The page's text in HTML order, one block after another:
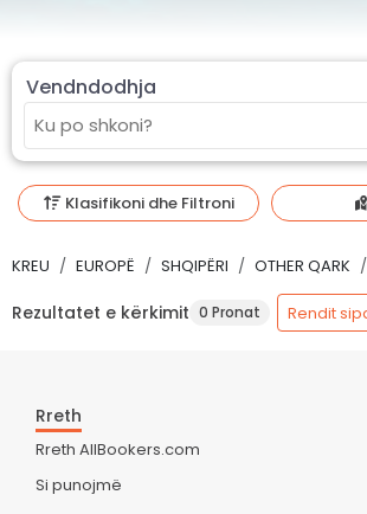
Vendndodhja
Klasifikoni dhe Filtroni
KREU EUROPË SHQIPËRI OTHER QARK
Rezultatet e kërkimit 0 Pronat
Rreth
Rreth AllBookers.com
Si punojmë